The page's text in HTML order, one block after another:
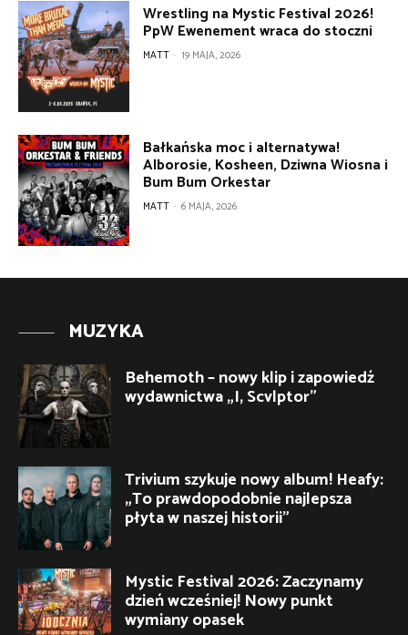
Wrestling na Mystic Festival 2026!
PpW Ewenement wraca do stoczni
MATT - 19 MAJA, 2026
Bałkańska moc i alternatywa!
Alborosie, Kosheen, Dziwna Wiosna i
Bum Bum Orkestar
MATT - 6 MAJA, 2026
MUZYKA
Behemoth – nowy klip i zapowiedź
wydawnictwa „I, Scvlptor”
Trivium szykuje nowy album! Heafy:
„To prawdopodobnie najlepsza
płyta w naszej historii”
Mystic Festival 2026: Zaczynamy
dzień wcześniej! Nowy punkt
wymiany opasek